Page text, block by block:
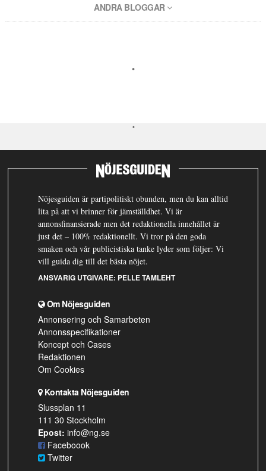
ANDRA BLOGGAR
Nöjesguiden är partipolitiskt obunden, men du kan alltid
lita på att vi brinner för jämställdhet. Vi är
annonsfinansierade men det redaktionella innehållet är
just det – 100% redaktionellt. Vi tror på den goda
smaken och vår publicistiska tanke lyder som följer: Vi
vill guida dig till det bästa nöjet.
ANSVARIG UTGIVARE: PELLE TAMLEHT
Om Nöjesguiden
Annonsering och Samarbeten
Annonsspecifikationer
Koncept och Cases
Redaktionen
Om Cookies
Kontakta Nöjesguiden
Slussplan 11
111 30 Stockholm
Epost: info@ng.se
Faceboook
Twitter